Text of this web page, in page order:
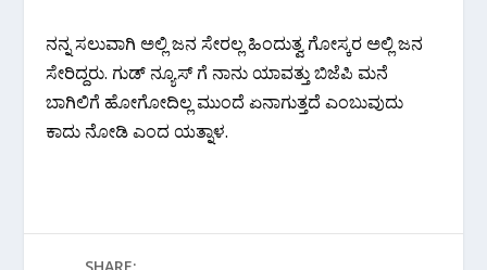
ನನ್ನ ಸಲುವಾಗಿ ಅಲ್ಲಿ ಜನ ಸೇರಲ್ಲ ಹಿಂದುತ್ವ ಗೋಸ್ಕರ ಅಲ್ಲಿ ಜನ
ಸೇರಿದ್ದರು. ಗುಡ್ ನ್ಯೂಸ್ ಗೆ ನಾನು ಯಾವತ್ತು ಬಿಜೆಪಿ ಮನೆ
ಬಾಗಿಲಿಗೆ ಹೋಗೋದಿಲ್ಲ ಮುಂದೆ ಏನಾಗುತ್ತದೆ ಎಂಬುವುದು
ಕಾದು ನೋಡಿ ಎಂದ ಯತ್ನಾಳ.